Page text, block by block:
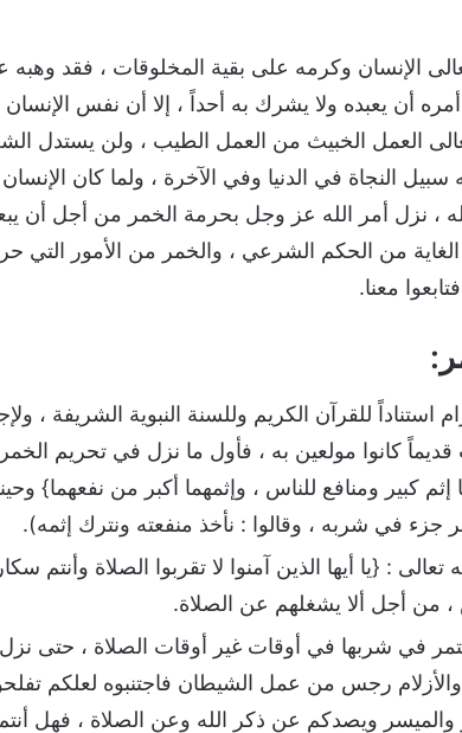
الإنسان وكرمه على بقية المخلوقات ، فقد وهبه
أن يعبده ولا يشرك به أحداً ، إلا أن نفس الإنسان
العمل الخبيث من العمل الطيب ، ولن يستدل
سبيل النجاة في الدنيا وفي الآخرة ، ولما كان
، نزل أمر الله عز وجل بحرمة الخمر من أجل أن
من الحكم الشرعي ، والخمر من الأمور التي
معنا.
للقرآن الكريم وللسنة النبوية الشريفة ،
قديماً كانوا مولعين به ، فأول ما نزل في تحريم
إثم كبير ومنافع للناس ، وإثمهما أكبر من نفعهما}
جزء في شربه ، وقالوا : نأخذ منفعته ونترك إثمه).
تعالى : {يا أيها الذين آمنوا لا تقربوا الصلاة وأنتم
من أجل ألا يشغلهم عن الصلاة.
في شربها في أوقات غير أوقات الصلاة ، حتى نزل
رجس من عمل الشيطان فاجتنبوه لعلكم
والميسر ويصدكم عن ذكر الله وعن الصلاة ، فهل